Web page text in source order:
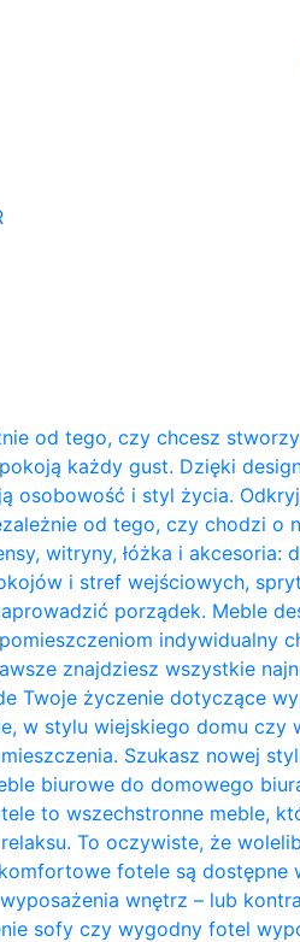
od tego, czy chcesz
każdy gust. Dzięki
osobowość i styl życia.
od tego, czy chodzi o
witryny, łóżka i akcesoria:
i stref wejściowych,
porządek. Meble
indywidualny
znajdziesz wszystkie
Twoje życzenie dotyczące
w stylu wiejskiego domu czy
Szukasz nowej
biurowe do domowego
to wszechstronne meble,
To oczywiste, że
fotele są dostępne
wnętrz – lub
sofy czy wygodny fotel